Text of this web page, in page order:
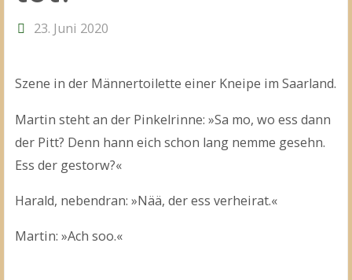
23. Juni 2020
Szene in der Männertoilette einer Kneipe im Saarland.
Martin steht an der Pinkelrinne: »Sa mo, wo ess dann
der Pitt? Denn hann eich schon lang nemme gesehn.
Ess der gestorw?«
Harald, nebendran: »Nää, der ess verheirat.«
Martin: »Ach soo.«